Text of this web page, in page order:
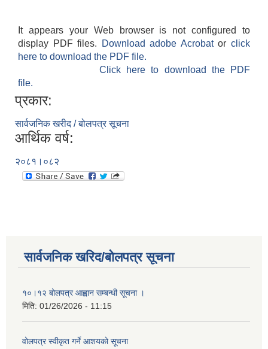
It appears your Web browser is not configured to
display PDF files.
Download adobe Acrobatorclick
here to download the PDF file.
Click here to download the PDF
file.
प्रकार:
सार्वजनिक खरीद / बोलपत्र सूचना
आर्थिक वर्ष:
२०८१।०८२
सार्वजनिक खरिद/बोलपत्र सूचना
१०।१२ बोलपत्र आह्वान सम्बन्धी सूचना ।
मिति: 01/26/2026 - 11:15
वोलपत्र स्वीकृत गर्ने आशयको सूचना